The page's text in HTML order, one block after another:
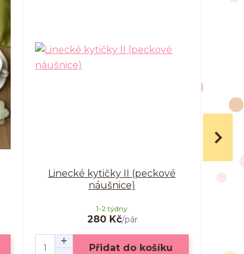
Linecké kytičky II (peckové
náušnice)
280 Kč/pár
1-2 týdny
Přidat do košíku